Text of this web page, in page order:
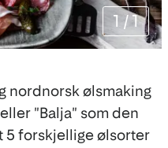
1 /1
nordnorsk ølsmaking
"Balja" som den
5 forskjellige ølsorter